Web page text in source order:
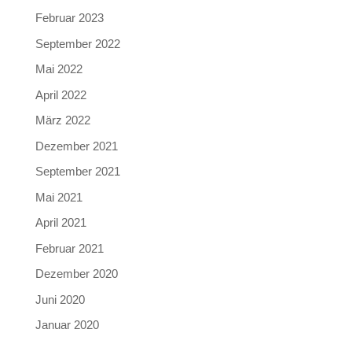
Februar 2023
September 2022
Mai 2022
April 2022
März 2022
Dezember 2021
September 2021
Mai 2021
April 2021
Februar 2021
Dezember 2020
Juni 2020
Januar 2020